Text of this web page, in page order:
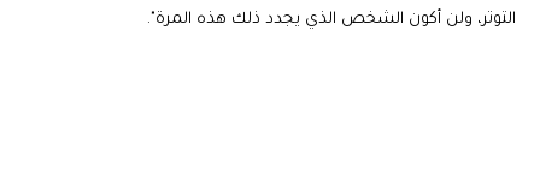
التوتر، ولن أكون الشخص الذي يجدد ذلك هذه المرة".